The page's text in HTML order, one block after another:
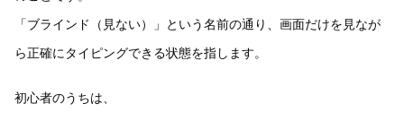
「ブラインド（見ない）」という名前の通り、画面だけを見なが
ら正確にタイピングできる状態を指します。
初心者のうちは、